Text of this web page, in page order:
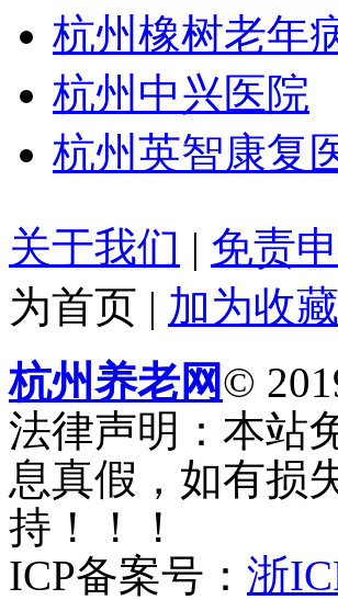
杭州橡树老年
杭州中兴医院
杭州英智康复
关于我们 | 免责
为首页 | 加为收藏
杭州养老网©
法律声明：本站
息真假，如有损
持！！！
ICP备案号： 浙